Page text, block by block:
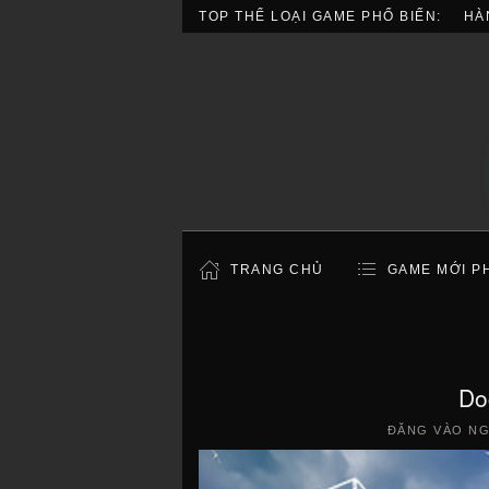
TOP THỂ LOẠI GAME PHỔ BIẾN:
TRANG CHỦ GAME MỚI
ĐĂNG VÀO